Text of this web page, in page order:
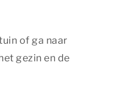
of ga naar
gezin en de